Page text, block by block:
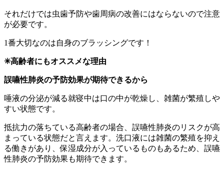
それだけでは虫歯予防や歯周病の改善にはならないので注意
が必要です。
1番大切なのは自身のブラッシングです！
✳︎高齢者にもオススメな理由
誤嚥性肺炎の予防効果が期待できるから
唾液の分泌が減る就寝中は口の中が乾燥し、雑菌が繁殖しや
すい状態です。
抵抗力の落ちている高齢者の場合、誤嚥性肺炎のリスクが高
まっている状態だと言えます。洗口液には雑菌の繁殖を抑え
る働きがあり、保湿成分が入っているものもあるため、誤嚥
性肺炎の予防効果も期待できます。